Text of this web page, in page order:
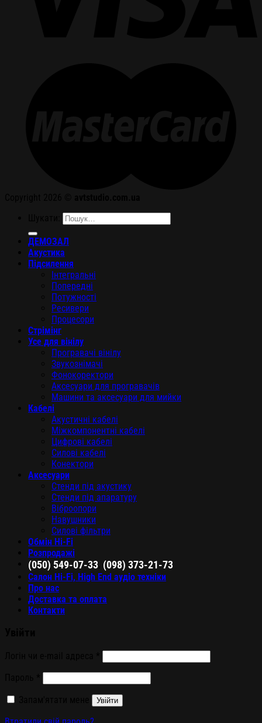
ДЕМОЗАЛ
Акустика
Підсилення
Інтегральні
Попередні
Потужності
Ресивери
Процесори
Стрімінг
Усе для вінілу
Програвачі вінілу
Звукознімачі
Фонокоректори
Аксесуари для програвачів
Машини та аксесуари для мийки
Кабелі
Акустичні кабелі
Міжкомпонентні кабелі
Цифрові кабелі
Силові кабелі
Конектори
Аксесуари
Стенди під акустику
Стенди під апаратуру
Віброопори
Навушники
Силові фільтри
Обмін Hi-Fi
Розпродажі
(050) 549-07-33 (098) 373-21-73
Салон Hi-Fi, High End аудіо техніки
Про нас
Доставка та оплата
Контакти
Увійти